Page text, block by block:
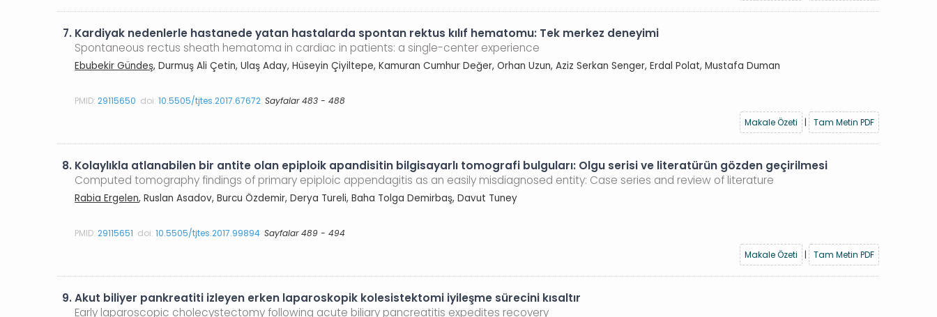
7. Kardiyak nedenlerle hastanede yatan hastalarda spontan rektus kılıf hematomu: Tek merkez deneyimi
Spontaneous rectus sheath hematoma in cardiac in patients: a single-center experience
Ebubekir Gündeş, Durmuş Ali Çetin, Ulaş Aday, Hüseyin Çiyiltepe, Kamuran Cumhur Değer, Orhan Uzun, Aziz Serkan Senger, Erdal Polat, Mustafa Duman
PMID:29115650 doi:10.5505/tjtes.2017.67672 Sayfalar 483 - 488
Makale Özeti
| Tam Metin PDF
8. Kolaylıkla atlanabilen bir antite olan epiploik apandisitin bilgisayarlı tomografi bulguları: Olgu serisi ve literatürün gözden geçirilmesi
Computed tomography findings of primary epiploic appendagitis as an easily misdiagnosed entity: Case series and review of literature
Rabia Ergelen, Ruslan Asadov, Burcu Özdemir, Derya Tureli, Baha Tolga Demirbaş, Davut Tuney
PMID:29115651 doi:10.5505/tjtes.2017.99894 Sayfalar 489 - 494
Makale Özeti
| Tam Metin PDF
9.Akut biliyer pankreatiti izleyen erken laparoskopik kolesistektomi iyileşme sürecini kısaltır
Early laparoscopic cholecystectomy following acute biliary pancreatitis expedites recovery